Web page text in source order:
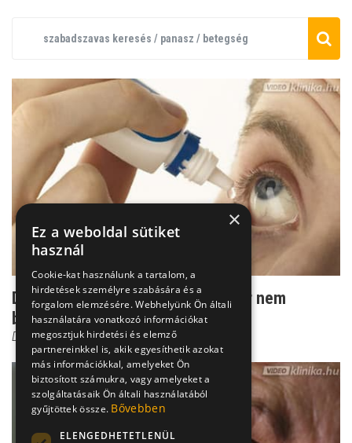
Durva szembevérzés - ilyenkor már nem
bagatell panasz
Dr. Őri Zsolt
×
Ez a weboldal sütiket
használ
Cookie-kat használunk a tartalom, a
hirdetések személyre szabására és a
forgalom elemzésére. Webhelyünk Ön általi
használatára vonatkozó információkat
megosztjuk hirdetési és elemző
partnereinkkel is, akik egyesíthetik azokat
más információkkal, amelyeket Ön
biztosított számukra, vagy amelyeket a
szolgáltatásaik Ön általi használatából
gyűjtöttek össze. Bővebben
ELENGEDHETETLENÜL